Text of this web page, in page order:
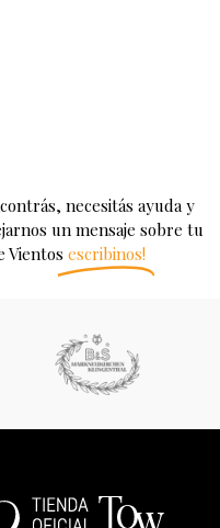
necesitás ayuda y
un mensaje sobre tu
Vientos escribinos!